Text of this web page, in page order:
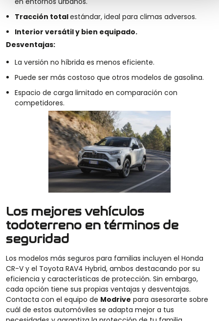
Tracción totalestándar, ideal para climas adversos.
Interior versátil y bien equipado.
Desventajas:
La versión no híbrida es menos eficiente.
Puede ser más costoso que otros modelos de gasolina.
Espacio de carga limitado en comparación con
competidores.
Los mejores vehículos
todoterreno en términos de
seguridad
Los modelos más seguros para familias incluyen el Honda
CR-V y el Toyota RAV4 Hybrid, ambos destacando por su
eficiencia y características de protección. Sin embargo,
cada opción tiene sus propias ventajas y desventajas.
Contacta con el equipo de Modrive para asesorarte sobre
cuál de estos automóviles se adapta mejor a tus